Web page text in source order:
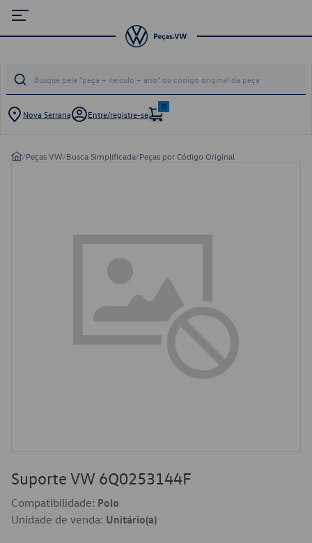
Nova Serrana Entre/registre-se
0
/Peças VW/Busca Simplificada/Peças por Código Original
Suporte VW 6Q0253144F
Compatibilidade: Polo
Unidade de venda: Unitário(a)